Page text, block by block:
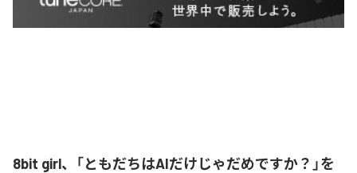
8bit girl、「ともだちはAIだけじゃだめですか？」を